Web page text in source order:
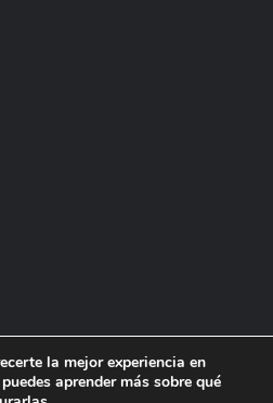
|
la mejor experiencia en
puedes aprender más sobre qué